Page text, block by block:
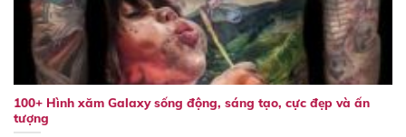
100+ Hình xăm Galaxy sống động, sáng tạo, cực đẹp và ấn
tượng